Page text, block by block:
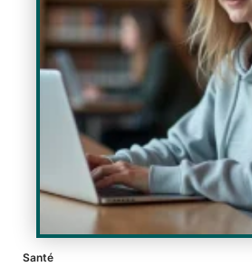
Santé